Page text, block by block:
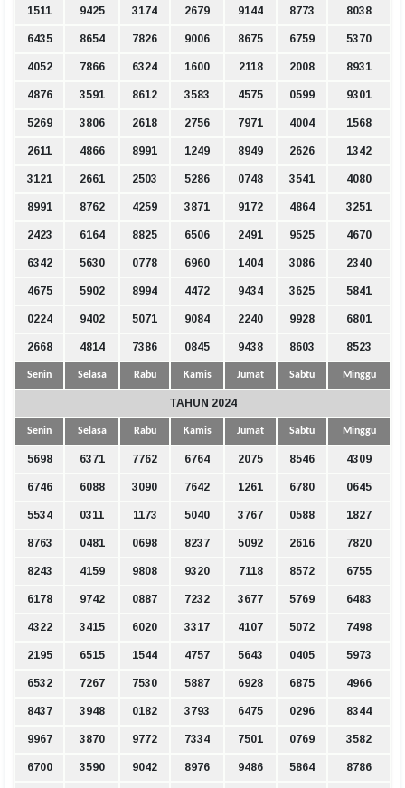
1511 9425 3174 2679 9144 8773 8038
6435 8654 7826 9006 8675 6759 5370
4052 7866 6324 1600 2118 2008 8931
4876 3591 8612 3583 4575 0599 9301
5269 3806 2618 2756 7971 4004 1568
2611 4866 8991 1249 8949 2626 1342
3121 2661 2503 5286 0748 3541 4080
8991 8762 4259 3871 9172 4864 3251
2423 6164 8825 6506 2491 9525 4670
6342 5630 0778 6960 1404 3086 2340
4675 5902 8994 4472 9434 3625 5841
0224 9402 5071 9084 2240 9928 6801
2668 4814 7386 0845 9438 8603 8523
Senin Selasa Rabu Kamis Jumat Sabtu Minggu
TAHUN 2024
Senin Selasa Rabu Kamis Jumat Sabtu Minggu
5698 6371 7762 6764 2075 8546 4309
6746 6088 3090 7642 1261 6780 0645
5534 0311 1173 5040 3767 0588 1827
8763 0481 0698 8237 5092 2616 7820
8243 4159 9808 9320 7118 8572 6755
6178 9742 0887 7232 3677 5769 6483
4322 3415 6020 3317 4107 5072 7498
2195 6515 1544 4757 5643 0405 5973
6532 7267 7530 5887 6928 6875 4966
8437 3948 0182 3793 6475 0296 8344
9967 3870 9772 7334 7501 0769 3582
6700 3590 9042 8976 9486 5864 8786